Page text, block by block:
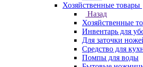
Хозяйственные товары
Назад
Хозяйственные
Инвентарь для
Для заточки
Средство для
Помпы для воды